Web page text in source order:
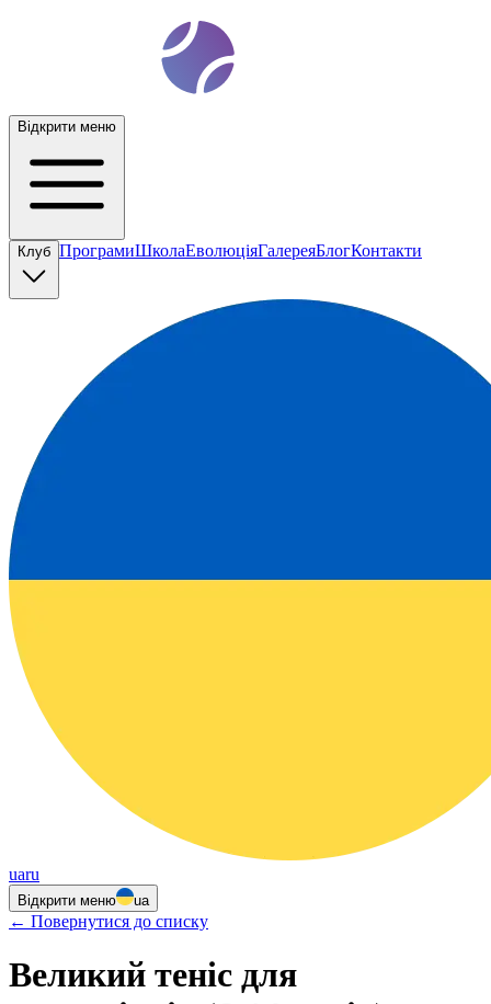
Відкрити меню
Клуб ПрограмиШколаЕволюціяГалереяБлогКонтакти
uaru
Відкрити меню ua
← Повернутися до списку
Великий теніс для